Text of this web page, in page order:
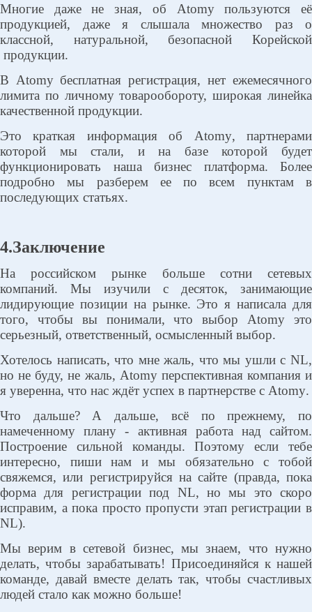
Многие даже не зная, об Atomyпользуются её
продукцией, даже я слышала множество раз о
классной, натуральной, безопасной Корейской
продукции.
В Atomy бесплатная регистрация, нет ежемесячного
лимита по личному товарообороту, широкая линейка
качественной продукции.
Это краткая информация об Atomy, партнерами
которой мы стали, и на базе которой будет
функционировать наша бизнес платформа. Более
подробно мы разберем ее по всем пунктам в
последующих статьях.
4.Заключение
На российском рынке больше сотни сетевых
компаний. Мы изучили с десяток, занимающие
лидирующие позиции на рынке. Это я написала для
того, чтобы вы понимали, что выбор Atomy это
серьезный, ответственный, осмысленный выбор.
Хотелось написать, что мне жаль, что мы ушли с NL,
но не буду, не жаль, Atomyперспективная компания и
я уверенна, что нас ждёт успех в партнерстве с Atomy.
Что дальше? А дальше, всё по прежнему, по
намеченному плану - активная работа над сайтом.
Построение сильной команды. Поэтому если тебе
интересно, пиши нам и мы обязательно с тобой
свяжемся, или регистрируйся на сайте (правда, пока
форма для регистрации под NL, но мы это скоро
исправим, а пока просто пропусти этап регистрации в
NL).
Мы верим в сетевой бизнес, мы знаем, что нужно
делать, чтобы зарабатывать! Присоединяйся к нашей
команде, давай вместе делать так, чтобы счастливых
людей стало как можно больше!